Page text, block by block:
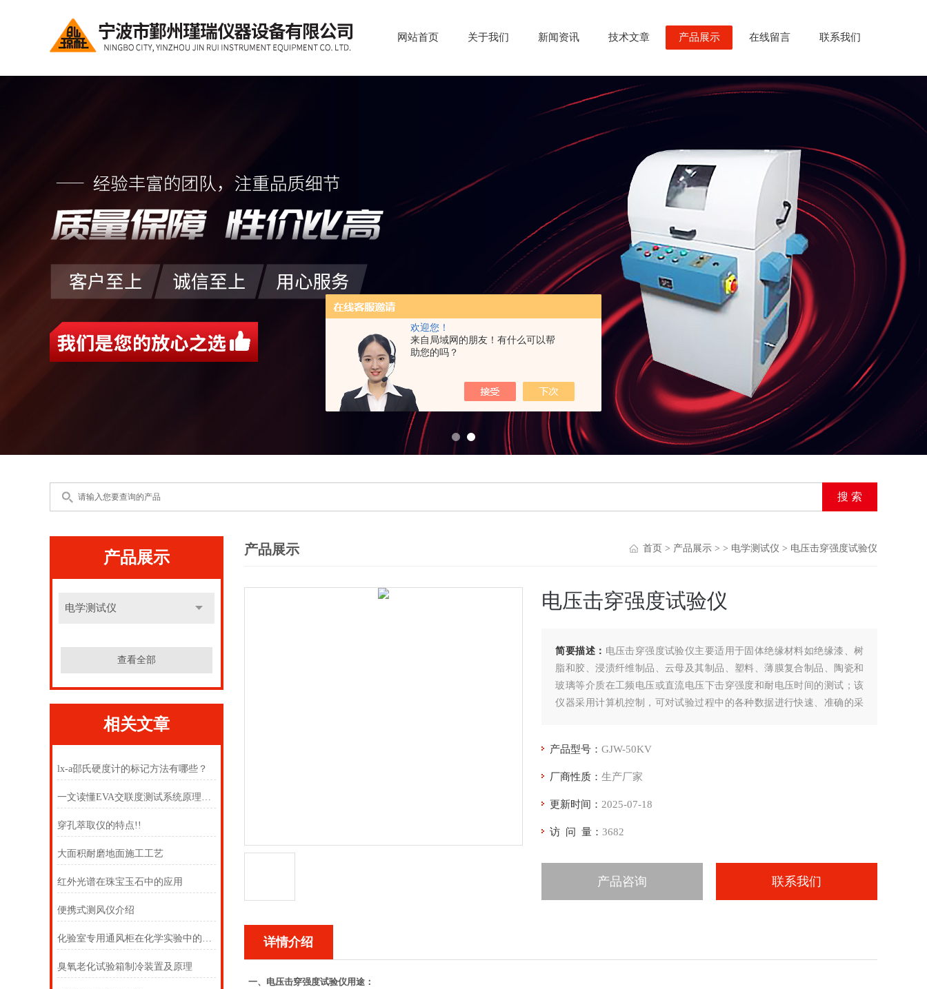
欢迎您！
来自局域网的朋友！有什么可以帮
助您的吗？
网站首页 关于我们 新闻资讯 技术文章 产品展示 在线留言 联系我们
产品展示
电学测试仪
查看全部
相关文章
lx-a邵氏硬度计的标记方法有哪些？
一文读懂EVA交联度测试系统原理及取样制备须知
穿孔萃取仪的特点!!
大面积耐磨地面施工工艺
红外光谱在珠宝玉石中的应用
便携式测风仪介绍
化验室专用通风柜在化学实验中的应用
臭氧老化试验箱制冷装置及原理
产品展示 首页 > 产品展示 > > 电学测试仪 > 电压击穿强度试验仪
电压击穿强度试验仪
简要描述： 电压击穿强度试验仪主要适用于固体绝缘材料如绝缘漆、树
脂和胶、浸渍纤维制品、云母及其制品、塑料、薄膜复合制品、陶瓷和
玻璃等介质在工频电压或直流电压下击穿强度和耐电压时间的测试；该
仪器采用计算机控制，可对试验过程中的各种数据进行快速、准确的采
产品型号：GJW-50KV
厂商性质：生产厂家
更新时间： 2025-07-18
访 问 量：3682
产品咨询 联系我们
详情介绍
一、电压击穿强度试验仪用途：